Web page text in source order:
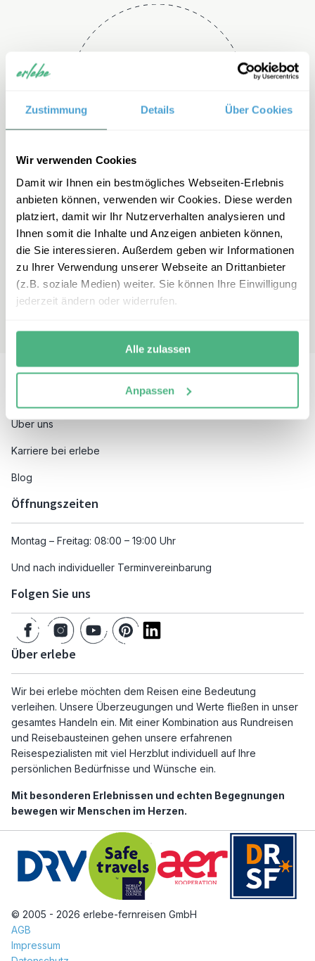
Zustimmung Details Über Cookies
Wir verwenden Cookies
Damit wir Ihnen ein bestmögliches Webseiten-Erlebnis
anbieten können, verwenden wir Cookies. Diese werden
platziert, damit wir Ihr Nutzerverhalten analysieren und
Ihnen somit die Inhalte und Anzeigen anbieten können,
die Sie interessieren. Außerdem geben wir Informationen
zu Ihrer Verwendung unserer Webseite an Drittanbieter
(z.B. soziale Medien) weiter. Sie können Ihre Einwilligung
jederzeit ändern oder widerrufen.
Alle zulassen
Anpassen
+49 2151 3880 150
E-mail
portugal-
familienreisen@erlebe.de
Über uns
Karriere bei erlebe
Blog
Öffnungszeiten
Montag – Freitag: 08:00 – 19:00 Uhr
Und nach individueller Terminvereinbarung
Folgen Sie uns
Über erlebe
Wir bei erlebe möchten dem Reisen eine Bedeutung
verleihen. Unsere Überzeugungen und Werte fließen in unser
gesamtes Handeln ein. Mit einer Kombination aus Rundreisen
und Reisebausteinen gehen unsere erfahrenen
Reisespezialisten mit viel Herzblut individuell auf Ihre
persönlichen Bedürfnisse und Wünsche ein.
Mit besonderen Erlebnissen und echten Begegnungen
bewegen wir Menschen im Herzen.
© 2005 - 2026 erlebe-fernreisen GmbH
AGB
Impressum